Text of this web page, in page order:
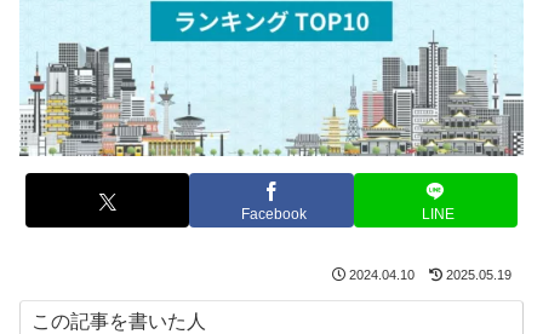
Facebook LINE
2024.04.10 2025.05.19
この記事を書いた人